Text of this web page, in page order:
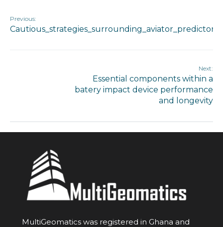
Previous:
Next:
Essential components within a
batery impact device performance
and longevity
MultiGeomatics was registered in Ghana and